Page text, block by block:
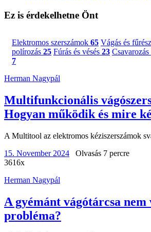
Ez is érdekelhetne Önt
Elektromos szerszámok 65 Vágás és
polírozás 25 Fúrás és vésés 23 Csavarozás
7
Herman Nagypál
Multifunkcionális
Hogyan működik és mire
A Multitool az elektromos kéziszerszámok
15. November 2024
Olvasás 7 percre
3616x
Herman Nagypál
A gyémánt vágótárcsa nem
probléma?